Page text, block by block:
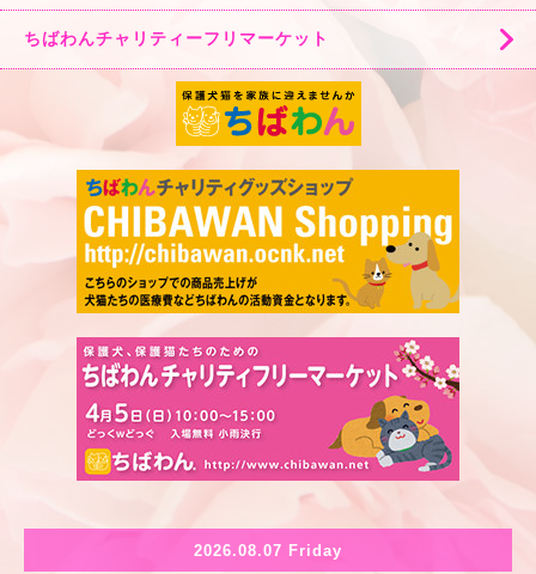
ちばわんチャリティーフリマーケット
2026.08.07 Friday